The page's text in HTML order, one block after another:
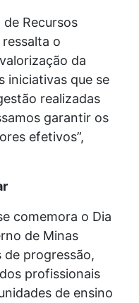
Recursos
o
da
iniciativas que se
realizadas
garantir os
efetivos”,
comemora o Dia
de Minas
de progressão,
profissionais
de ensino